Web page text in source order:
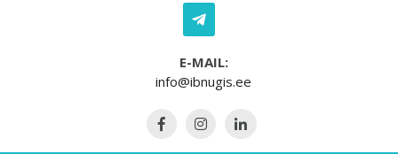
E-MAIL:
info@ibnugis.ee